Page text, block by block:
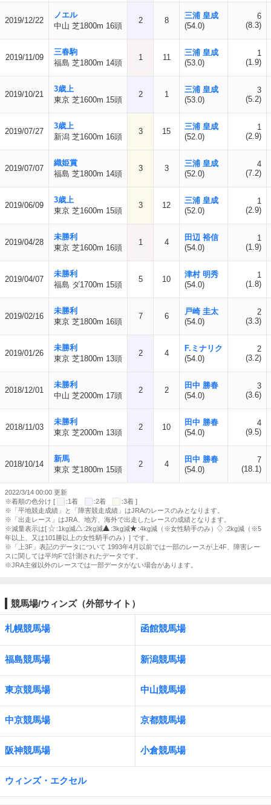
2019/12/22
ノエル
中山 芝1800m 16頭
2 8
三浦 皇成
(54.0)
6
(8.3)
2019/11/09
三春駒
福島 芝1800m 14頭
1 11
三浦 皇成
(53.0)
1
(1.9)
2019/10/21
3歳上
東京 芝1600m 15頭
2 1
三浦 皇成
(53.0)
3
(5.2)
2019/07/27
3歳上
新潟 芝1600m 16頭
3 15
三浦 皇成
(52.0)
1
(2.9)
2019/07/07
織姫賞
福島 芝1800m 14頭
3 3
三浦 皇成
(52.0)
4
(7.2)
2019/06/09
3歳上
東京 芝1600m 15頭
3 12
三浦 皇成
(52.0)
1
(2.9)
2019/04/28
未勝利
東京 芝1600m 16頭
1 4
田辺 裕信
(54.0)
1
(1.9)
2019/04/07
未勝利
福島 ダ1700m 15頭
5 10
津村 明秀
(54.0)
1
(1.8)
2019/02/16
未勝利
東京 芝1800m 16頭
7 6
戸崎 圭太
(54.0)
2
(3.3)
2019/01/26
未勝利
東京 芝1800m 13頭
2 4
F.ミナリク
(54.0)
2
(3.2)
2018/12/01
未勝利
中山 芝2000m 17頭
2 2
田中 勝春
(54.0)
3
(3.6)
2018/11/03
未勝利
東京 芝2000m 13頭
2 10
田中 勝春
(54.0)
4
(9.5)
2018/10/14
新馬
東京 芝1800m 15頭
2 4
田中 勝春
(54.0)
7
(18.1)
2022/3/14 00:00 更新
※着順の色分け [
:1着 :2着
:3着 ]
※「平地競走成績」と「障害競走成績」はJRAのレースのみとなります。
※「出走レース」はJRA、地方、海外で出走したレースの成績となります。
※減量表示は[
:1kg減 :2kg減 :3kg減 :4kg減（※女性騎手のみ）
:2kg減（※5
年以上、又は101勝以上の女性騎手のみ）] です。
※「上3F」表記のデータについて 1993年4月以前では一部のレースが上4F、障害レー
スに関しては平均Fで計測されたデータです。
※JRA主催以外のレースでは一部データがない場合があります。
競馬場/ウィンズ（外部サイト）
札幌競馬場 函館競馬場
福島競馬場 新潟競馬場
東京競馬場 中山競馬場
中京競馬場 京都競馬場
阪神競馬場 小倉競馬場
ウィンズ・エクセル